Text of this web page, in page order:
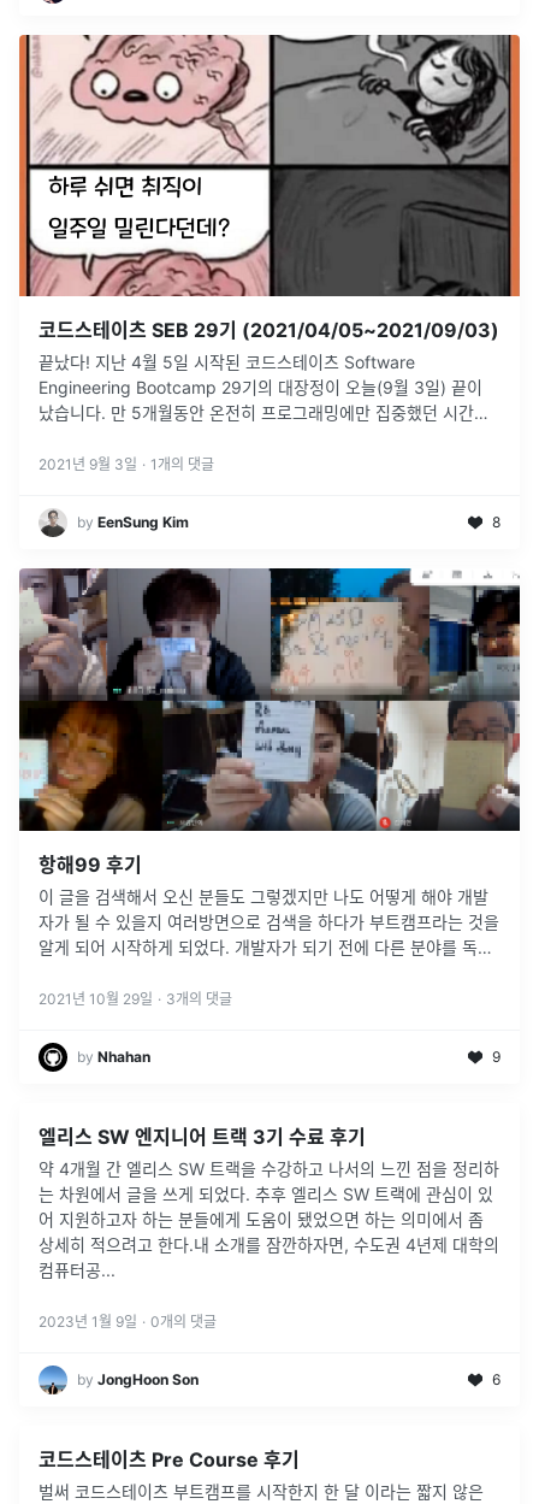
코드스테이츠 SEB 29기 (2021/04/05~2021/09/03)
끝났다! 지난 4월 5일 시작된 코드스테이츠 Software
Engineering Bootcamp 29기의 대장정이 오늘(9월 3일) 끝이
났습니다. 만 5개월동안 온전히 프로그래밍에만 집중했던 시간들
덕...
2021년 9월 3일 · 1 개의 댓글
by EenSung Kim 8
항해99 후기
이 글을 검색해서 오신 분들도 그렇겠지만 나도 어떻게 해야 개발
자가 될 수 있을지 여러방면으로 검색을 하다가 부트캠프라는 것을
알게 되어 시작하게 되었다. 개발자가 되기 전에 다른 분야를 독학
다. 적어도 제...
2021년 10월 29일 · 3개의 댓글
by Nhahan 9
엘리스 SW 엔지니어 트랙 3기 수료 후기
약 4개월 간 엘리스 SW 트랙을 수강하고 나서의 느낀 점을 정리하
는 차원에서 글을 쓰게 되었다. 추후 엘리스 SW 트랙에 관심이 있
어 지원하고자 하는 분들에게 도움이 됐었으면 하는 의미에서 좀
상세히 적으려고 한다.내 소개를 잠깐하자면, 수도권 4년제 대학의
컴퓨터공...
2023년 1월 9일 · 0개의 댓글
by JongHoon Son 6
코드스테이츠 Pre Course 후기
벌써 코드스테이츠 부트캠프를 시작한지 한 달 이라는 짧지 않은